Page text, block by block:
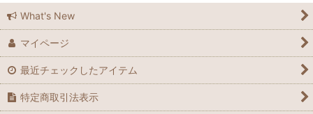
What's New
マイページ
最近チェックしたアイテム
特定商取引法表示